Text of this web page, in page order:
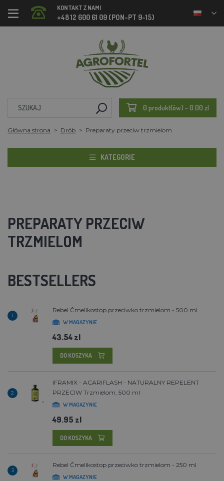
KONTAKT Z NAMI
+48 12 600 61 09 (PON-PT 9-15)
0 produkt(ów) - 0.00 zl
Główna strona Drób Preparaty przeciw trzmielom
KATEGORIE
PREPARATY PRZECIW
TRZMIELOM
BESTSELLERS
1
Rebel Čmelíkostop przeciwko trzmielom - 500 ml
W MAGAZYNIE
43.54 zl
DO KOSZYKA
2
IFRAMIX - ACARIFLASH - NATURALNY REPELENT
PRZECIW Trzmielom, 500 ml
W MAGAZYNIE
49.95 zl
DO KOSZYKA
3
Rebel Čmelíkostop przeciwko trzmielom - 250 ml
W MAGAZYNIE